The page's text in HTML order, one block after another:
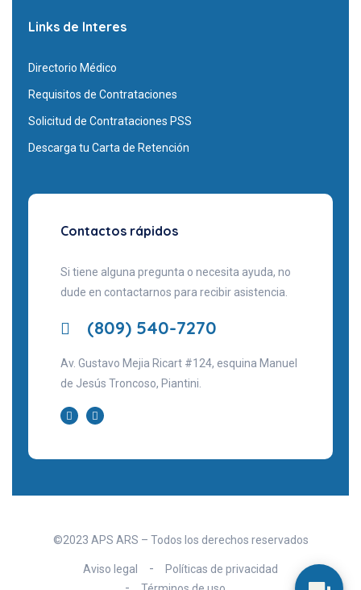
Links de Interes
Directorio Médico
Requisitos de Contrataciones
Solicitud de Contrataciones PSS
Descarga tu Carta de Retención
Contactos rápidos
Si tiene alguna pregunta o necesita ayuda, no
dude en contactarnos para recibir asistencia.
(809) 540-7270
Av. Gustavo Mejia Ricart #124, esquina Manuel
de Jesús Troncoso, Piantini.
©2023 APS ARS – Todos los derechos reservados
Aviso legal
Políticas de privacidad